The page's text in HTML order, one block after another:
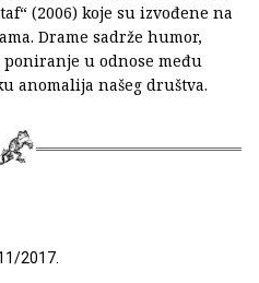
(2006) koje su izvođene na
Drame sadrže humor,
u odnose među
anomalija našeg društva.
2017.